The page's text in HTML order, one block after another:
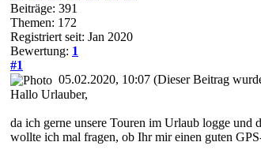
Beiträge: 391
Themen: 172
Registriert seit: Jan 2020
Bewertung: 1
#1
05.02.2020, 10:07 (Dieser Beitrag
Hallo Urlauber,
da ich gerne unsere Touren im Urlaub logge und
wollte ich mal fragen, ob Ihr mir einen guten